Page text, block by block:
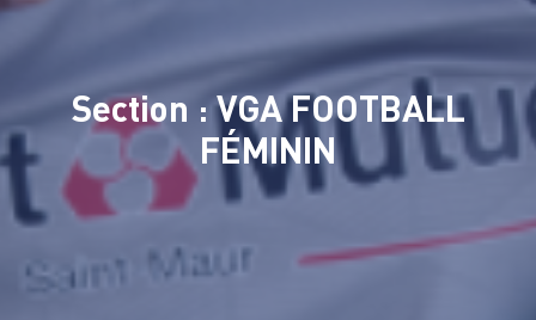
Section : VGA FOOTBALL
FÉMININ